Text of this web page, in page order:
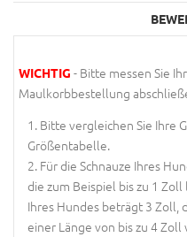
WICHTIG - Bitte messen Sie
Maulkorbbestellung
Bitte vergleichen Sie Ihre
Größentabelle.
Für die Schnauze Ihres
die zum Beispiel bis zu 1
Ihres Hundes beträgt 3 Zoll,
einer Länge von bis zu 4 Zoll